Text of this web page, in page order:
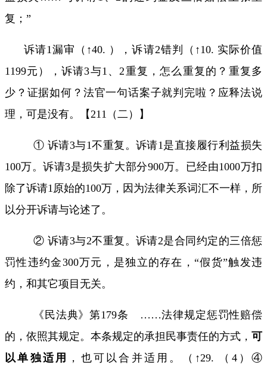
复；”
诉请1 漏审（↑40. ），诉请2错判（↑10. 实际价值
1199元），诉请3与1 、 2重复，怎么重复的？重复多
少？证据如何？法官一句话案子就判完啦？应释法说
理，可是没有。【 211 （二）】
① 诉请3与1不重复。诉请1 是直接履行利益损失
100万。诉请3是损失扩大部分900万。已经由1000万扣
除了诉请1 原始的100万，因为法律关系词汇不一样，所
以分开诉请与论述了。
② 诉请3与2不重复。诉请2是合同约定的三倍惩
罚性违约金300万元，是独立的存在，“假货”触发违
约，和其它项目无关。
《民法典》第179条 ……法律规定惩罚性赔偿
的，依照其规定。本条规定的承担民事责任的方式， 可
以单独适用
，也可以合并适用。（↑29. （ 4）④